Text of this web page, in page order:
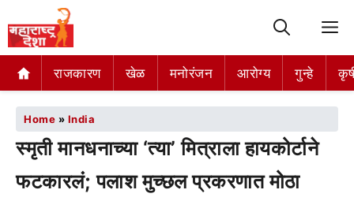
राजकारण खेळ मनोरंजन आरोग्य गुन्हे
Home » India
स्मृती मानधनाच्या ‘त्या’ मित्राला हायकोर्टाने
फटकारलं; पलाश मुच्छल प्रकरणात मोठा